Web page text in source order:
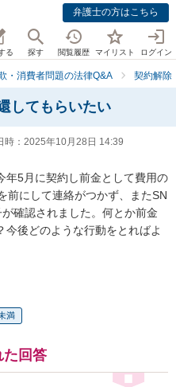
弁護士の方はこちら
る 探す 閲覧履歴 マイリスト ログイン
・消費者問題の法律Q&A 契約解除
してもらいたい
時： 2025年10月28日 14:39
年5月に契約し前金として費用の
前にして連絡がつかず、またSN
確認されました。何とか前金
後どのような行動をとればよ
満
た回答